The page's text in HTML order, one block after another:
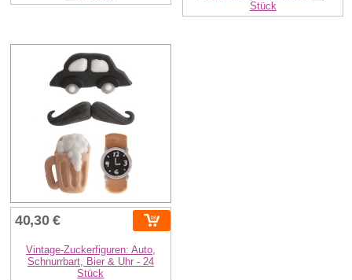
Stück
40,30 €
Vintage-Zuckerfiguren: Auto,
Schnurrbart, Bier & Uhr - 24
Stück